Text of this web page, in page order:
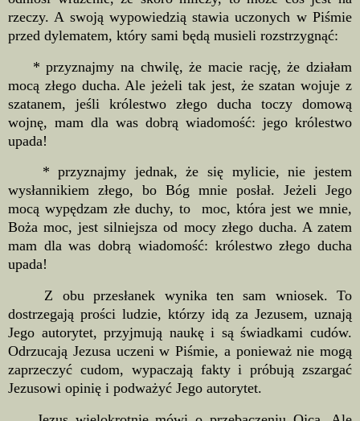
rzeczy. A swoją wypowiedzią stawia uczonych w Piśmie
przed dylematem, który sami będą musieli rozstrzygnąć:
* przyznajmy na chwilę, że macie rację, że działam
mocą złego ducha. Ale jeżeli tak jest, że szatan wojuje z
szatanem, jeśli królestwo złego ducha toczy domową
wojnę, mam dla was dobrą wiadomość: jego królestwo
upada!
* przyznajmy jednak, że się mylicie, nie jestem
wysłannikiem złego, bo Bóg mnie posłał. Jeżeli Jego
mocą wypędzam złe duchy, to moc, która jest we mnie,
Boża moc, jest silniejsza od mocy złego ducha. A zatem
mam dla was dobrą wiadomość: królestwo złego ducha
upada!
Z obu przesłanek wynika ten sam wniosek. To
dostrzegają prości ludzie, którzy idą za Jezusem, uznają
Jego autorytet, przyjmują naukę i są świadkami cudów.
Odrzucają Jezusa uczeni w Piśmie, a ponieważ nie mogą
zaprzeczyć cudom, wypaczają fakty i próbują zszargać
Jezusowi opinię i podważyć Jego autorytet.